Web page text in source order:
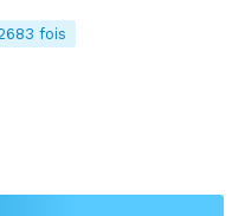
fois